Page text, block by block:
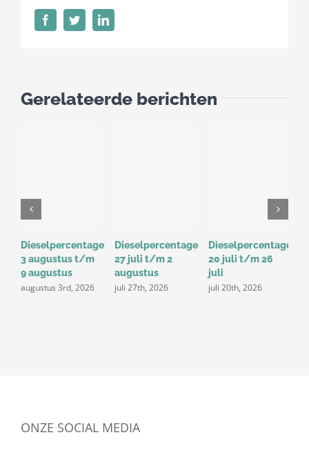
FacebookTwitterLinkedIn
Gerelateerde berichten
Dieselpercentage
3 augustus t/m
9 augustus
augustus 3rd, 2026
Dieselpercentage
27 juli t/m 2
augustus
juli 27th, 2026
Dieselpercentage
20 juli t/m 26
juli
juli 20th, 2026
ONZE SOCIAL MEDIA